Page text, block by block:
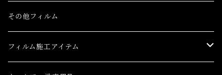
86(GR86)
bB
レクサス
CT
ES
日産
トヨタ
86(GR86)
bB
レクサス
その他フィルム
フィルム施工アイテム